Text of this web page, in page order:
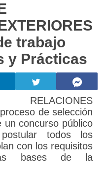
trabajo
y Prácticas
RELACIONES
de selección
concurso público
todos los
con los requisitos
bases de la